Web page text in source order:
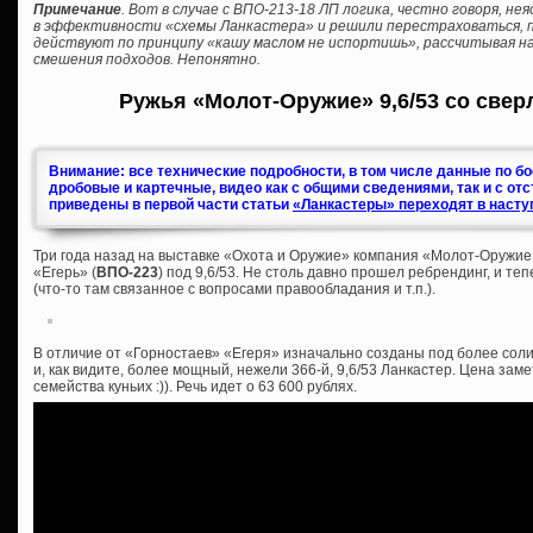
Примечание. Вот в случае с ВПО-213-18 ЛП логика, честно говоря,
в эффективности «схемы Ланкастера» и решили перестраховаться,
действуют по принципу «кашу маслом не испортишь», рассчитывая
смешения подходов. Непонятно.
Ружья «Молот-Оружие» 9,6/53 со
Внимание: все технические подробности, в том числе данные по
дробовые и картечные, видео как с общими сведениями, так и с
приведены в первой части статьи «Ланкастеры» переходят в
Три года назад на выставке «Охота и Оружие» компания «Молот-
«Егерь» (ВПО-223) под 9,6/53. Не столь давно прошел ребрендинг, и
(что-то там связанное с вопросами правообладания и т.п.).
В отличие от «Горностаев» «Егеря» изначально созданы под более
и, как видите, более мощный, нежели 366-й, 9,6/53 Ланкастер. Цена
семейства куньих :)). Речь идет о 63 600 рублях.